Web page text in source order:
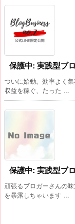
保護中: 実践型ブ
ついに始動。効率よく
収益を稼ぐ、たった ...
保護中: 実践型ブ
頑張るブロガーさんの
を暴露しちゃいます ...